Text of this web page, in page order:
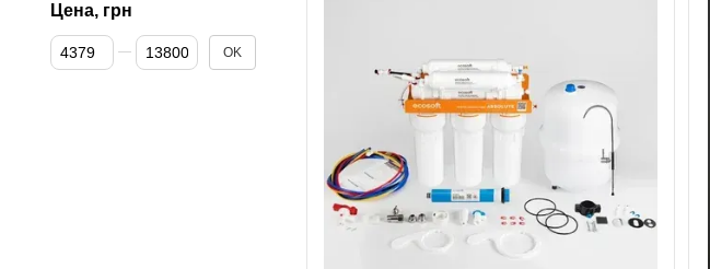
Цена, грн
От Цена, грн
До Цена, грн OK